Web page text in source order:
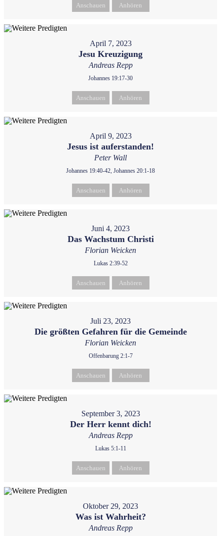
Anschauen Anhören
April 7, 2023
Jesu Kreuzigung
Andreas Repp
Johannes 19:17-30
Anschauen Anhören
April 9, 2023
Jesus ist auferstanden!
Peter Wall
Johannes 19:40-42, Johannes 20:1-18
Anschauen Anhören
Juni 4, 2023
Das Wachstum Christi
Florian Weicken
Lukas 2:39-52
Anschauen Anhören
Juli 23, 2023
Die größten Gefahren für die Gemeinde
Florian Weicken
Offenbarung 2:1-7
Anschauen Anhören
September 3, 2023
Der Herr kennt dich!
Andreas Repp
Lukas 5:1-11
Anschauen Anhören
Oktober 29, 2023
Was ist Wahrheit?
Andreas Repp